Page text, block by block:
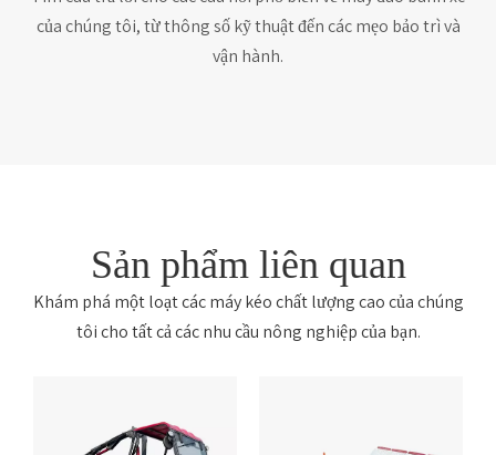
của chúng tôi, từ thông số kỹ thuật đến các mẹo bảo trì và
vận hành.
Sản phẩm liên quan
Khám phá một loạt các máy kéo chất lượng cao của chúng
tôi cho tất cả các nhu cầu nông nghiệp của bạn.